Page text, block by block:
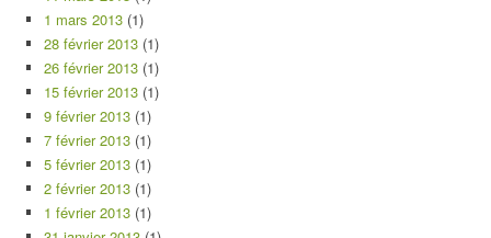
1 mars 2013 (1)
28 février 2013 (1)
26 février 2013 (1)
15 février 2013 (1)
9 février 2013 (1)
7 février 2013 (1)
5 février 2013 (1)
2 février 2013 (1)
1 février 2013 (1)